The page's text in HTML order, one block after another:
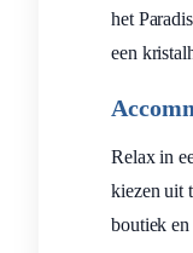
het
een
Relax in
kiezen uit
boutiek